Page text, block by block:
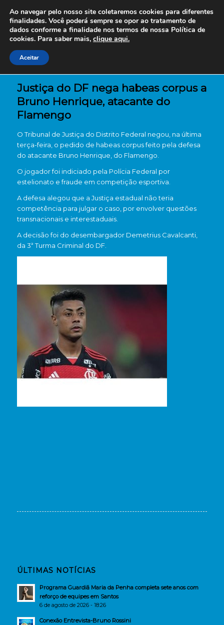
Justiça do DF nega habeas corpus a
Bruno Henrique, atacante do
Flamengo
O Tribunal de Justiça do Distrito Federal negou, na última
terça-feira, o pedido de habeas corpus feito pela defesa
do atacante Bruno Henrique, do Flamengo.
O jogador foi indiciado pela Polícia Federal por
estelionato e fraude em competição esportiva.
A defesa alegou que a Justiça estadual não teria
competência para julgar o caso, por envolver questões
transnacionais e interestaduais.
A decisão foi do desembargador Demetrius Cavalcanti,
da 3ª Turma Criminal do DF.
ÚLTIMAS NOTÍCIAS
Programa Guardiã Maria da Penha completa sete anos com
reforço de equipes em Santos
6 de agosto de 2026 - 18:26
Conexão Entrevista-Bruno Rossini
Ao navegar pelo nosso site coletaremos cookies para diferentes
finalidades. Você poderá sempre se opor ao tratamento de
dados conforme a finalidade nos termos de nossa Política de
cookies. Para saber mais, clique aqui.
Aceitar